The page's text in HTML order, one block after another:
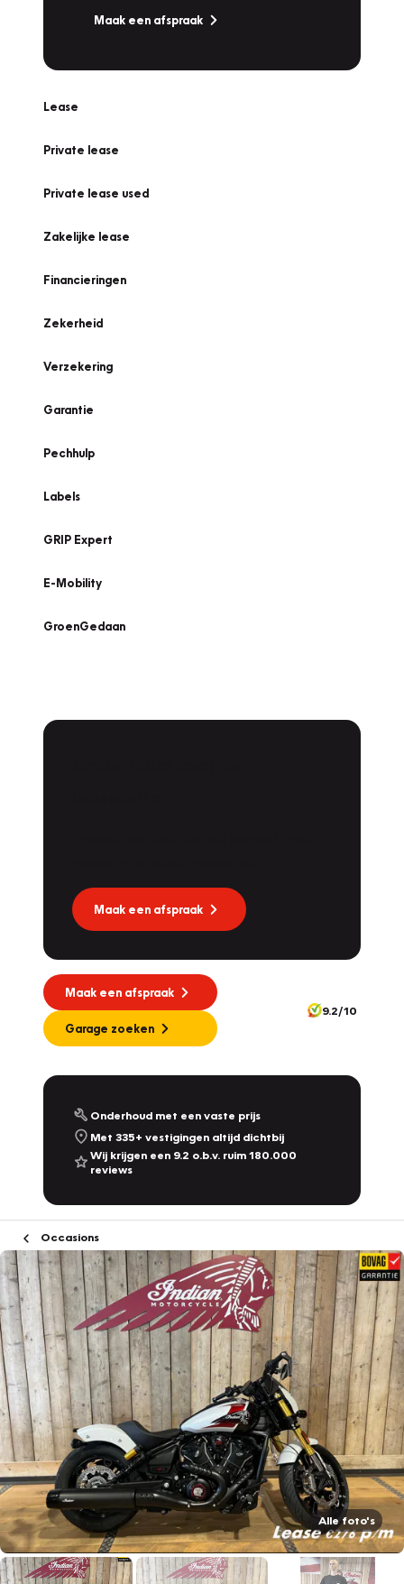
Maak een afspraak
Lease
Private lease
Private lease used
Zakelijke lease
Financieringen
Zekerheid
Verzekering
Garantie
Pechhulp
Labels
GRIP Expert
E-Mobility
GroenGedaan
Maak een afspraak
Maak een afspraak
Garage zoeken
9.2/10
Onderhoud met een vaste prijs
Met 335+ vestigingen altijd dichtbij
Wij krijgen een 9.2 o.b.v. ruim 180.000
reviews
Occasions
Alle foto's